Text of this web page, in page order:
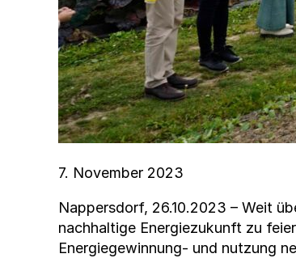
7. Novem­ber 2023
Nap­pers­dorf, 26.10.2023 – Weit
nach­haltige Energiezukun­ft zu
Energiegewin­nung- und nutzung